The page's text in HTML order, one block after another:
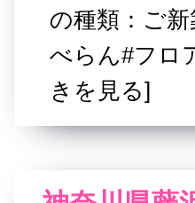
の種類：ご
べらん#フロ
きを見る]